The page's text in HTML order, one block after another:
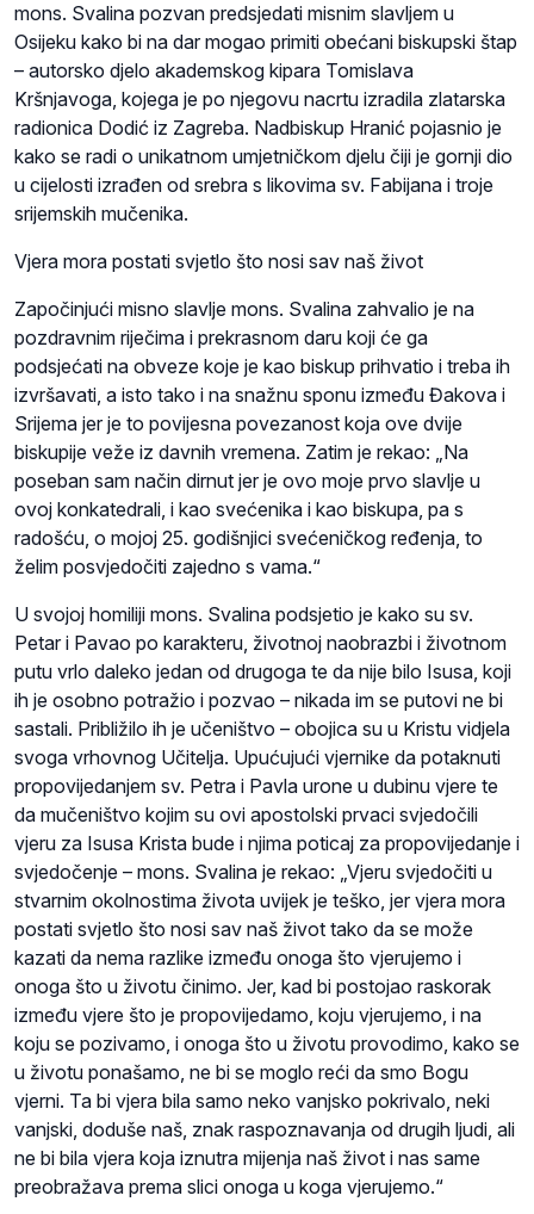
mons. Svalina pozvan predsjedati misnim slavljem u
Osijeku kako bi na dar mogao primiti obećani biskupski štap
– autorsko djelo akademskog kipara Tomislava
Kršnjavoga, kojega je po njegovu nacrtu izradila zlatarska
radionica Dodić iz Zagreba. Nadbiskup Hranić pojasnio je
kako se radi o unikatnom umjetničkom djelu čiji je gornji dio
u cijelosti izrađen od srebra s likovima sv. Fabijana i troje
srijemskih mučenika.
Vjera mora postati svjetlo što nosi sav naš život
Započinjući misno slavlje mons. Svalina zahvalio je na
pozdravnim riječima i prekrasnom daru koji će ga
podsjećati na obveze koje je kao biskup prihvatio i treba ih
izvršavati, a isto tako i na snažnu sponu između Đakova i
Srijema jer je to povijesna povezanost koja ove dvije
biskupije veže iz davnih vremena. Zatim je rekao: „Na
poseban sam način dirnut jer je ovo moje prvo slavlje u
ovoj konkatedrali, i kao svećenika i kao biskupa, pa s
radošću, o mojoj 25. godišnjici svećeničkog ređenja, to
želim posvjedočiti zajedno s vama.“
U svojoj homiliji mons. Svalina podsjetio je kako su sv.
Petar i Pavao po karakteru, životnoj naobrazbi i životnom
putu vrlo daleko jedan od drugoga te da nije bilo Isusa, koji
ih je osobno potražio i pozvao – nikada im se putovi ne bi
sastali. Približilo ih je učeništvo – obojica su u Kristu vidjela
svoga vrhovnog Učitelja. Upućujući vjernike da potaknuti
propovijedanjem sv. Petra i Pavla urone u dubinu vjere te
da mučeništvo kojim su ovi apostolski prvaci svjedočili
vjeru za Isusa Krista bude i njima poticaj za propovijedanje i
svjedočenje – mons. Svalina je rekao: „Vjeru svjedočiti u
stvarnim okolnostima života uvijek je teško, jer vjera mora
postati svjetlo što nosi sav naš život tako da se može
kazati da nema razlike između onoga što vjerujemo i
onoga što u životu činimo. Jer, kad bi postojao raskorak
između vjere što je propovijedamo, koju vjerujemo, i na
koju se pozivamo, i onoga što u životu provodimo, kako se
u životu ponašamo, ne bi se moglo reći da smo Bogu
vjerni. Ta bi vjera bila samo neko vanjsko pokrivalo, neki
vanjski, doduše naš, znak raspoznavanja od drugih ljudi, ali
ne bi bila vjera koja iznutra mijenja naš život i nas same
preobražava prema slici onoga u koga vjerujemo.“